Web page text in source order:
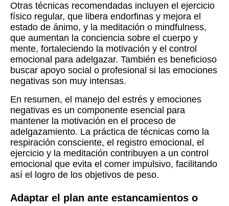
Otras técnicas recomendadas incluyen el ejercicio
físico regular, que libera endorfinas y mejora el
estado de ánimo, y la meditación o mindfulness,
que aumentan la conciencia sobre el cuerpo y
mente, fortaleciendo la motivación y el control
emocional para adelgazar. También es beneficioso
buscar apoyo social o profesional si las emociones
negativas son muy intensas.
En resumen, el manejo del estrés y emociones
negativas es un componente esencial para
mantener la motivación en el proceso de
adelgazamiento. La práctica de técnicas como la
respiración consciente, el registro emocional, el
ejercicio y la meditación contribuyen a un control
emocional que evita el comer impulsivo, facilitando
así el logro de los objetivos de peso.
Adaptar el plan ante estancamientos o